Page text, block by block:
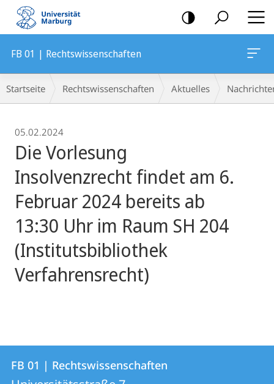
Mobile-
Navigation
FB 01 | Rechtswissenschaften
Breadcrumb-
Navigation
Startseite Rechtswissenschaften Aktuelles
05.02.2024
Die Vorlesung
Insolvenzrecht findet am 6.
Februar 2024 bereits ab
13:30 Uhr im Raum SH 204
(Institutsbibliothek
Verfahrensrecht)
Kontakt
Kontaktinformationen
FB
FB 01 | Rechtswissenschaften